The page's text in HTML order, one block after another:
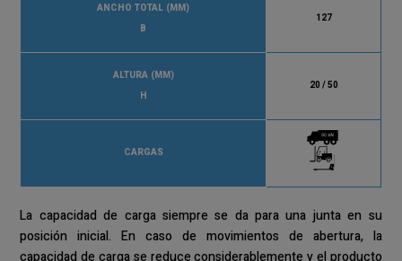
ANCHO TOTAL (MM)
B
127
ALTURA (MM)
H
20 / 50
CARGAS
La capacidad de carga siempre se da para una junta en su
posición inicial. En caso de movimientos de abertura, la
capacidad de carga se reduce considerablemente y el producto